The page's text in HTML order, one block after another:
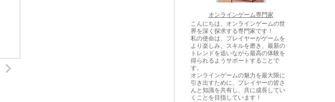
オンラインゲーム専門家
こんにちは、オンラインゲームの世
界を深く探求する専門家です！
私の使命は、プレイヤーがゲームを
より楽しみ、スキルを磨き、最新の
トレンドを追いながら最高の体験を
得られるようサポートすることで
す。
オンラインゲームの魅力を最大限に
引き出すために、プレイヤーの皆さ
んと知識を共有し、共に成長してい
くことを目指しています！